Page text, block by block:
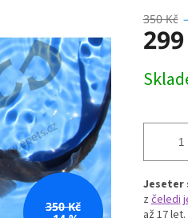
350 Kč
350 Kč
cena:
Jeseter
zčeledi